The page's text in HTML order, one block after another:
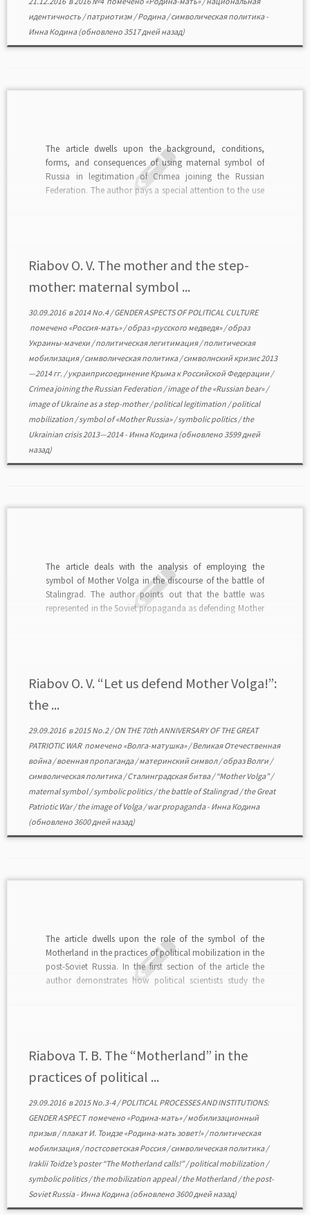
идентичность /патриотизм /Родина/символическая политика-
Инна Кодина(обновлено 3517 дней назад)
The article dwells upon the background, conditions,
forms, and consequences of using maternal symbol of
Russia in legitimation of Crimea joining the Russian
Federation. The author pays a special attention to the use
Riabov O. V. The mother and the step-
mother: maternal symbol ...
30.09.2016в2014 No.4/GENDER ASPECTS OF POLITICAL CULTURE
помечено «Россия-мать»/образ «русского медведя»/образ
Украины-мачехи /политическая легитимация/политическая
мобилизация/символическая политика/символнский кризис 2013
—2014 гг. /украиприсоединение Крыма к Российской Федерации /
Crimea joining the Russian Federation /image of the «Russian bear»/
image of Ukraine as a step-mother/political legitimation /political
mobilization /symbol of «Mother Russia»/symbolic politics/the
Ukrainian crisis 2013—2014- Инна Кодина(обновлено 3599 дней
назад)
The article deals with the analysis of employing the
symbol of Mother Volga in the discourse of the battle of
Stalingrad. The author points out that the battle was
represented in the Soviet propaganda as defending Mother
Riabov O. V. “Let us defend Mother Volga!”:
the ...
29.09.2016в2015 No.2/ON THE 70th ANNIVERSARY OF THE GREAT
PATRIOTIC WAR помечено «Волга-матушка»/Великая Отечественная
война/военная пропаганда/материнский символ/образ Волги /
символическая политика/Сталинградская битва/“Mother Volga”/
maternal symbol/symbolic politics/the battle of Stalingrad/the Great
Patriotic War/the image of Volga/war propaganda- Инна Кодина
(обновлено 3600 дней назад)
The article dwells upon the role of the symbol of the
Motherland in the practices of political mobilization in the
post-Soviet Russia. In the first section of the article the
author demonstrates how political scientists study the
Riabova T. B. The “Motherland” in the
practices of political ...
29.09.2016в2015 No.3-4/POLITICAL PROCESSES AND INSTITUTIONS:
GENDER ASPECTпомечено «Родина-мать»/мобилизационный
призыв/плакат И. Тоидзе «Родина-мать зовет!»/политическая
мобилизация/постсоветская Россия/символическая политика/
Iraklii Toidze’s poster “The Motherland calls!”/political mobilization /
symbolic politics/the mobilization appeal/the Motherland/the post-
Soviet Russia- Инна Кодина(обновлено 3600 дней назад)